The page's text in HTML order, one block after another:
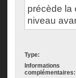
précède la
niveau
Type:
Informations
complémentaires: